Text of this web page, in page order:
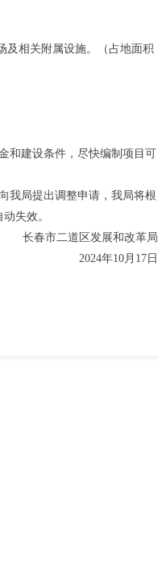
及相关附属设施。（占地面积
和建设条件，尽快编制项目可
我局提出调整申请，我局将根
失效。
长春市二道区发展和改革局
2024年10月17日